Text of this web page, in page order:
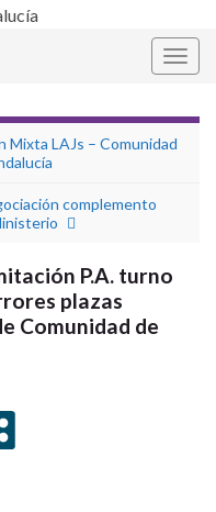
Mixta LAJs – Comunidad
complemento
P.A. turno
plazas
Comunidad de